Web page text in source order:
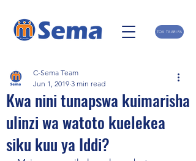
TOA TAARIFA
Kwa nini tunapswa kuimarisha
ulinzi wa watoto kuelekea
siku kuu ya Iddi?
C-Sema Team
Jun 1, 2019 3 min read